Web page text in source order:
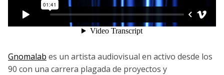
Gnomalab es un artista audiovisual en activo desde los
90 con una carrera plagada de proyectos y